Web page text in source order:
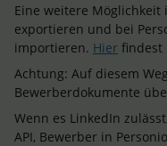
Eine weitere Möglichkeit
exportieren und bei
importieren. Hier findest
Achtung: Auf diesem
Bewerberdokumente
Wenn es LinkedIn
API, Bewerber in